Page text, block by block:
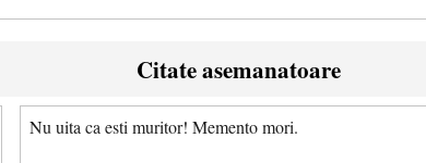
Citate asemanatoare
Nu uita ca esti muritor! Memento mori.